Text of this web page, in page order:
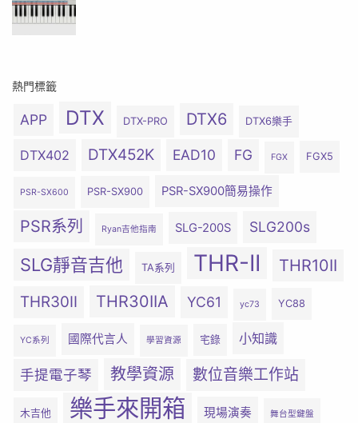
熱門標籤
APP DTX DTX-PRO DTX6 DTX6樂手
DTX402 DTX452K EAD10 FG FGX FGX5
PSR-SX600 PSR-SX900 PSR-SX900簡易操作
PSR系列 Ryan吉他指南 SLG-200S SLG200s
SLG靜音吉他 TA系列 THR-II THR10II
THR30II THR30IIA YC61 yc73 YC88
YC系列 國際代言人 學習資源 宅錄 小知識
手提電子琴 教學資源 數位音樂工作站
木吉他 樂手來開箱 現場演奏 舞台型鍵盤